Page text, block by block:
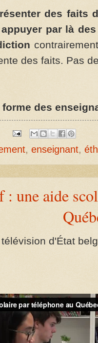
des faits
par là
des faits. Pas
des
, enseignant,
une aide
d'État